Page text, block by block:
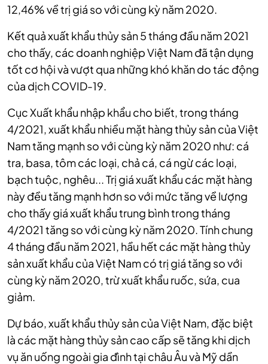
12,46% về trị giá so với cùng kỳ năm 2020.
Kết quả xuất khẩu thủy sản 5 tháng đầu năm 2021
cho thấy, các doanh nghiệp Việt Nam đã tận dụng
tốt cơ hội và vượt qua những khó khăn do tác động
của dịch COVID-19.
Cục Xuất khẩu nhập khẩu cho biết, trong tháng
4/2021, xuất khẩu nhiều mặt hàng thủy sản của Việt
Nam tăng mạnh so với cùng kỳ năm 2020 như: cá
tra, basa, tôm các loại, chả cá, cá ngừ các loại,
bạch tuộc, nghêu... Trị giá xuất khẩu các mặt hàng
này đều tăng mạnh hơn so với mức tăng về lượng
cho thấy giá xuất khẩu trung bình trong tháng
4/2021 tăng so với cùng kỳ năm 2020. Tính chung
4 tháng đầu năm 2021, hầu hết các mặt hàng thủy
sảnxuất khẩu của Việt Nam có trị giá tăng so với
cùng kỳ năm 2020, trừ xuất khẩu ruốc, sứa, cua
giảm.
Dự báo, xuất khẩu thủy sản của Việt Nam, đặc biệt
là các mặt hàng thủy sản cao cấp sẽ tăng khi dịch
vụ ăn uống ngoài gia đình tại châu Âu và Mỹ dần